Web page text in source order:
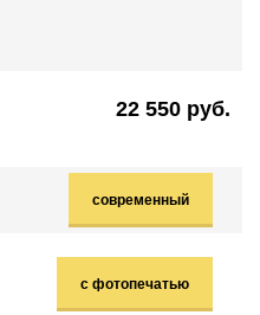
22 550 руб.
современный
с фотопечатью